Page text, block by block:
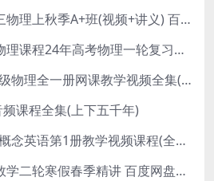
杨萌物理2023初三物理上秋季A+班(视频+讲义) 百度网盘分享
2024赵玉峰高三物理课程24年高考物理一轮复习网课教程
沪科版(初三)九年级物理全一册网课教学视频全集(录播版 杜春雨 66讲)
课程全集(上下五千年)
[胡金铭 Diana]新概念英语第1册教学视频课程(全集 百度网盘下载)
胡源2024届高考数学二轮寒假春季精讲 百度网盘分享